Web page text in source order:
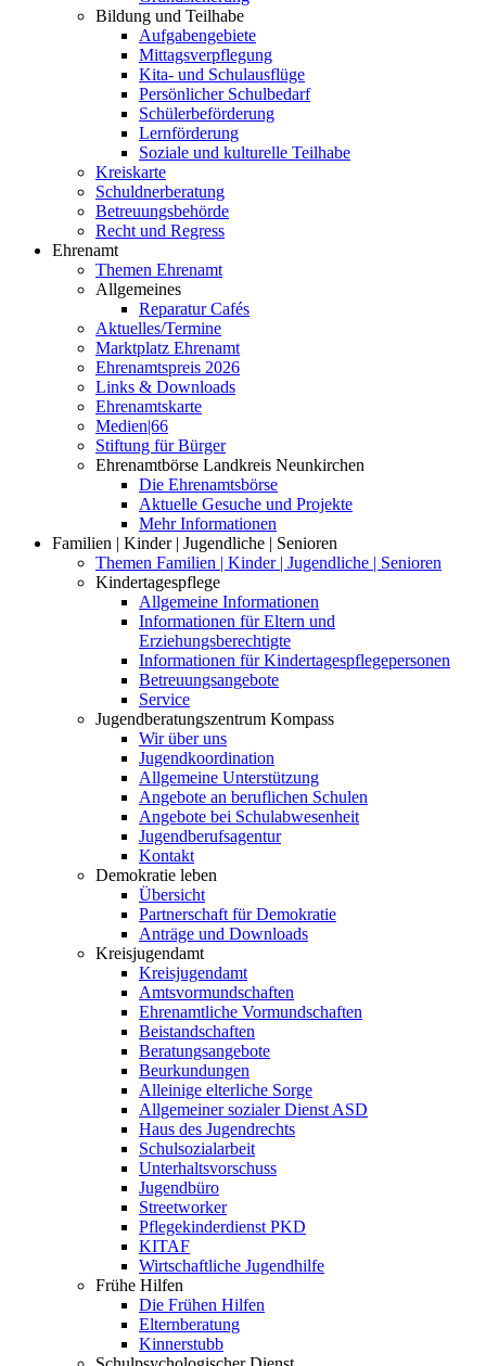
Bildung und Teilhabe
Aufgabengebiete
Mittagsverpflegung
Kita- und Schulausflüge
Persönlicher Schulbedarf
Schülerbeförderung
Lernförderung
Soziale und kulturelle Teilhabe
Kreiskarte
Schuldnerberatung
Betreuungsbehörde
Recht und Regress
Ehrenamt
Themen Ehrenamt
Allgemeines
Reparatur Cafés
Aktuelles/Termine
Marktplatz Ehrenamt
Ehrenamtspreis 2026
Links & Downloads
Ehrenamtskarte
Medien|66
Stiftung für Bürger
Ehrenamtbörse Landkreis Neunkirchen
Die Ehrenamtsbörse
Aktuelle Gesuche und Projekte
Mehr Informationen
Familien | Kinder | Jugendliche | Senioren
Themen Familien | Kinder | Jugendliche | Senioren
Kindertagespflege
Allgemeine Informationen
Informationen für Eltern und
Erziehungsberechtigte
Informationen für Kindertagespflegepersonen
Betreuungsangebote
Service
Jugendberatungszentrum Kompass
Wir über uns
Jugendkoordination
Allgemeine Unterstützung
Angebote an beruflichen Schulen
Angebote bei Schulabwesenheit
Jugendberufsagentur
Kontakt
Demokratie leben
Übersicht
Partnerschaft für Demokratie
Anträge und Downloads
Kreisjugendamt
Kreisjugendamt
Amtsvormundschaften
Ehrenamtliche Vormundschaften
Beistandschaften
Beratungsangebote
Beurkundungen
Alleinige elterliche Sorge
Allgemeiner sozialer Dienst ASD
Haus des Jugendrechts
Schulsozialarbeit
Unterhaltsvorschuss
Jugendbüro
Streetworker
Pflegekinderdienst PKD
KITAF
Wirtschaftliche Jugendhilfe
Frühe Hilfen
Die Frühen Hilfen
Elternberatung
Kinnerstubb